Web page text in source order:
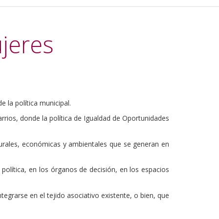
la política municipal.
donde la política de Igualdad de Oportunidades
económicas y ambientales que se generan en
en los órganos de decisión, en los espacios
en el tejido asociativo existente, o bien, que